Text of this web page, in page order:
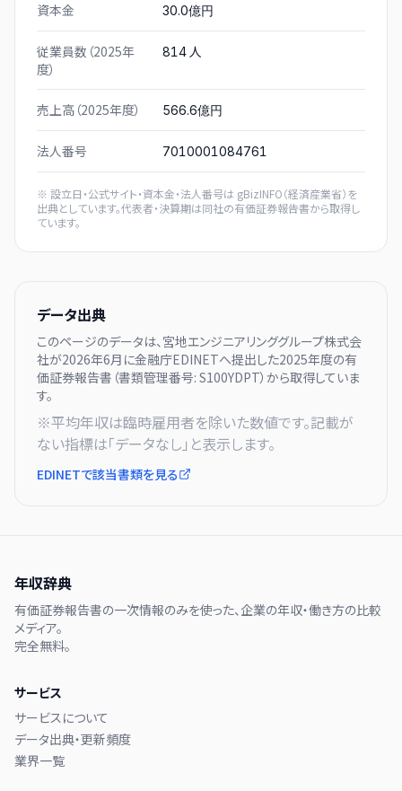
資本金 30.0億円
従業員数（2025年
度）
814人
売上高（2025年度） 566.6億円
法人番号 7010001084761
※ 設立日・公式サイト・資本金・法人番号は gBizINFO（経済産業省）を
出典としています。代表者・決算期は同社の有価証券報告書から取得し
ています。
データ出典
このページのデータは、宮地エンジニアリンググループ株式会
社が2026年6月に金融庁EDINETへ提出した2025年度の有
価証券報告書（書類管理番号: S100YDPT）から取得していま
す。
※平均年収は臨時雇用者を除いた数値です。記載が
ない指標は「データなし」と表示します。
EDINETで該当書類を見る
年収辞典
有価証券報告書の一次情報のみを使った、企業の年収・働き方の比較
メディア。
完全無料。
サービス
サービスについて
データ出典・更新頻度
業界一覧